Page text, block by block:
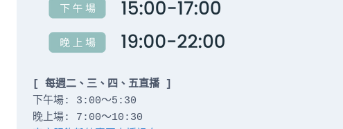
[ 每週二、三、四、五直播 ]
下午場: 3:00～5:30